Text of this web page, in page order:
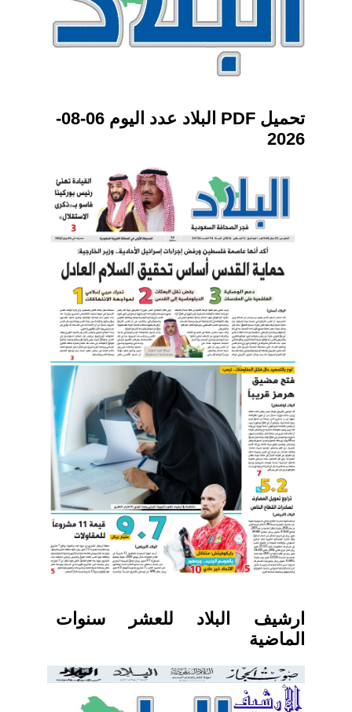
تحميل PDF البلاد عدد اليوم 06-08-
2026
ارشيف البلاد للعشر سنوات
الماضية